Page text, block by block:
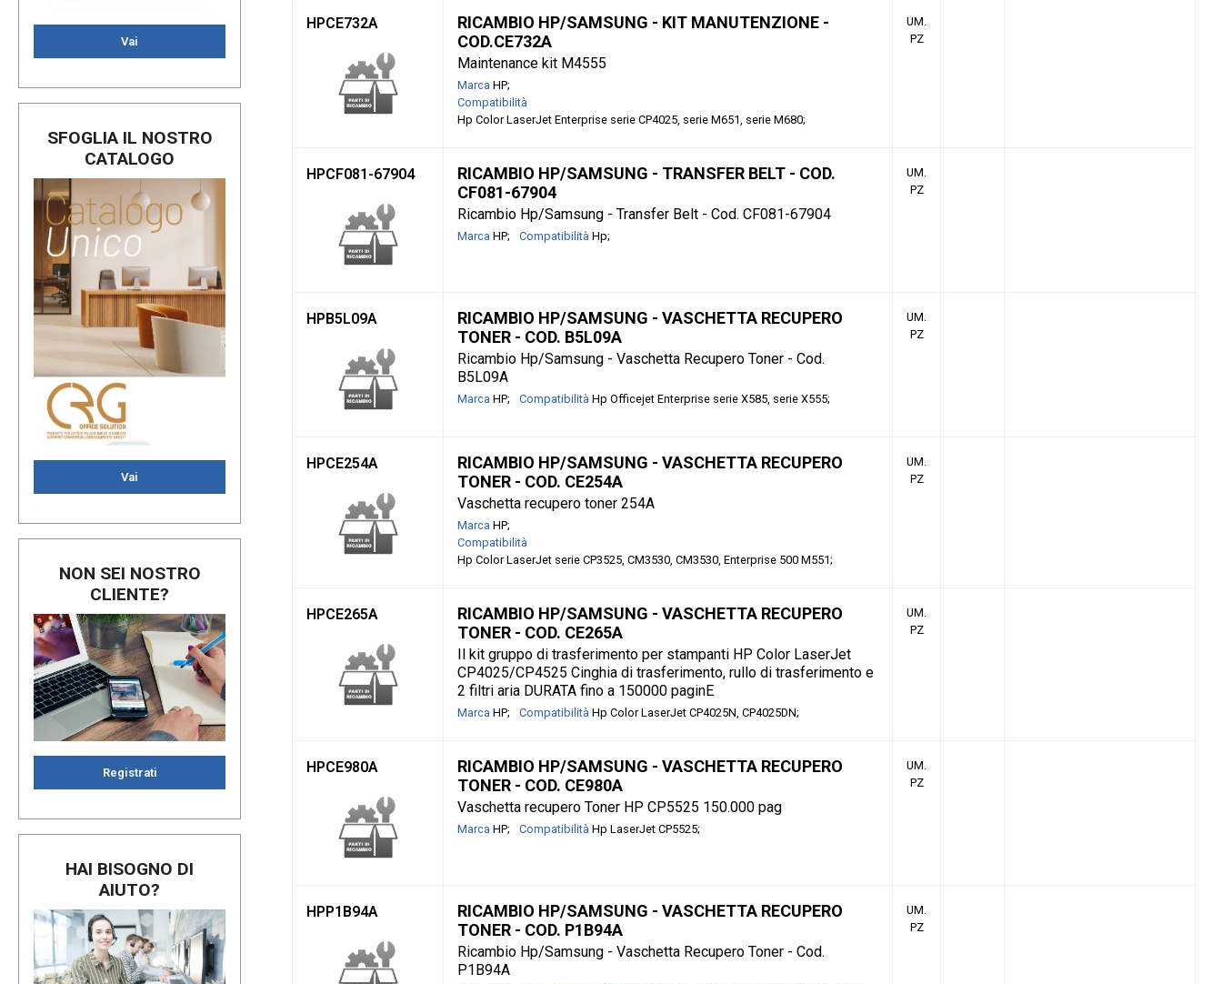
Vai
SFOGLIA IL NOSTRO
CATALOGO
Vai
NON SEI NOSTRO
CLIENTE?
Registrati
HAI BISOGNO DI
AIUTO?
HPCE732A
RICAMBIO HP/SAMSUNG - KIT MANUTENZIONE -
COD.CE732A
Maintenance kit M4555
Marca HP
Compatibilità
Hp Color LaserJet Enterprise serie CP4025, serie M651, serie M680
UM.
PZ
HPCF081-67904
RICAMBIO HP/SAMSUNG - TRANSFER BELT - COD.
CF081-67904
Ricambio Hp/Samsung - Transfer Belt - Cod. CF081-67904
Marca HP Compatibilità Hp
UM.
PZ
HPB5L09A
RICAMBIO HP/SAMSUNG - VASCHETTA RECUPERO
TONER - COD. B5L09A
Ricambio Hp/Samsung - Vaschetta Recupero Toner - Cod.
B5L09A
Marca HP Compatibilità Hp Officejet Enterprise serie X585, serie X555
UM.
PZ
HPCE254A
RICAMBIO HP/SAMSUNG - VASCHETTA RECUPERO
TONER - COD. CE254A
Vaschetta recupero toner 254A
Marca HP
Compatibilità
Hp Color LaserJet serie CP3525, CM3530, CM3530, Enterprise 500 M551
UM.
PZ
HPCE265A
RICAMBIO HP/SAMSUNG - VASCHETTA RECUPERO
TONER - COD. CE265A
Il kit gruppo di trasferimento per stampanti HP Color LaserJet
CP4025/CP4525 Cinghia di trasferimento, rullo di trasferimento e
2 filtri aria DURATA fino a 150000 paginE
Marca HP Compatibilità Hp Color LaserJet CP4025N, CP4025DN
UM.
PZ
HPCE980A
RICAMBIO HP/SAMSUNG - VASCHETTA RECUPERO
TONER - COD. CE980A
Vaschetta recupero Toner HP CP5525 150.000 pag
Marca HP Compatibilità Hp LaserJet CP5525
UM.
PZ
HPP1B94A
RICAMBIO HP/SAMSUNG - VASCHETTA RECUPERO
TONER - COD. P1B94A
Ricambio Hp/Samsung - Vaschetta Recupero Toner - Cod.
P1B94A
UM.
PZ